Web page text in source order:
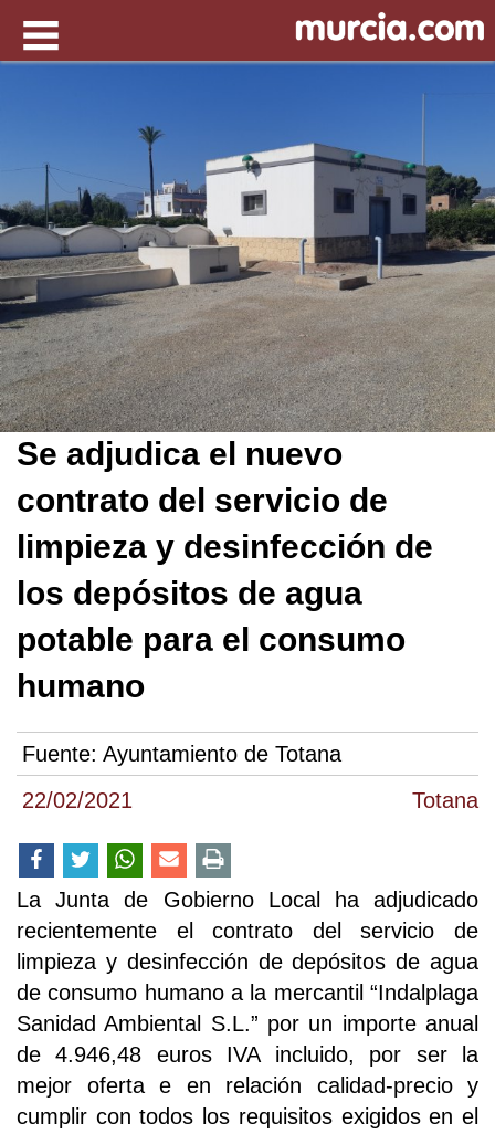
22/02/2021 Totana
Se adjudica el nuevo
contrato del servicio de
limpieza y desinfección de
los depósitos de agua
potable para el consumo
humano
Fuente: Ayuntamiento de Totana
La Junta de Gobierno Local ha adjudicado
recientemente el contrato del servicio de
limpieza y desinfección de depósitos de agua
de consumo humano a la mercantil “Indalplaga
Sanidad Ambiental S.L.” por un importe anual
de 4.946,48 euros IVA incluido, por ser la
mejor oferta e en relación calidad-precio y
cumplir con todos los requisitos exigidos en el